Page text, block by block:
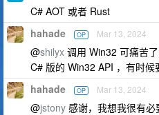
C# AOT 或者 Rust
hahade OP Mar 13, 2024
@shilyx 调用 Win32 可痛苦
C# 版的 Win32 API ，有时候
hahade OP Mar 13, 2024
@jstony 感谢，我想我很有必